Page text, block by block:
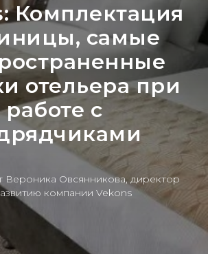
Комплектация
самые
отельера при
работе с
Вероника Овсянникова, директор
компании Vekons